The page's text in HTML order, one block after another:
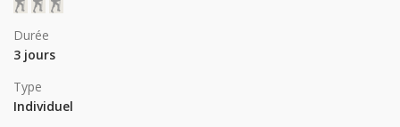
Durée
3 jours
Type
Individuel